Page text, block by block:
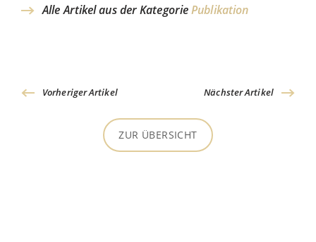
Alle Artikel aus der KategoriePublikation
Vorheriger Artikel
ZUR ÜBERSICHT
Nächster Artikel